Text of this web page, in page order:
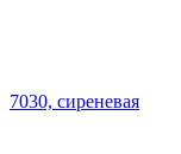
7030, сиреневая